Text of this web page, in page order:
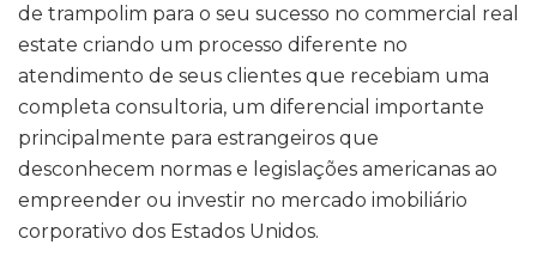
de trampolim para o seu sucesso no commercial real
estate criando um processo diferente no
atendimento de seus clientes que recebiam uma
completa consultoria, um diferencial importante
principalmente para estrangeiros que
desconhecem normas e legislações americanas ao
empreender ou investir no mercado imobiliário
corporativo dos Estados Unidos.